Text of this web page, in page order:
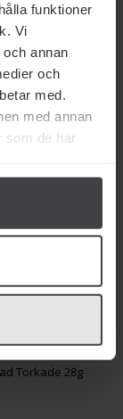
funktioner
Vi
annan
och
med.
med annan
som de har
Torkade 28g